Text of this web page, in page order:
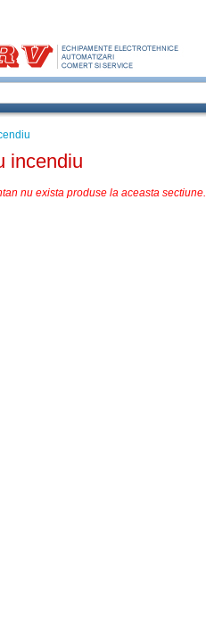
incendiu
nu exista produse la aceasta sectiune.